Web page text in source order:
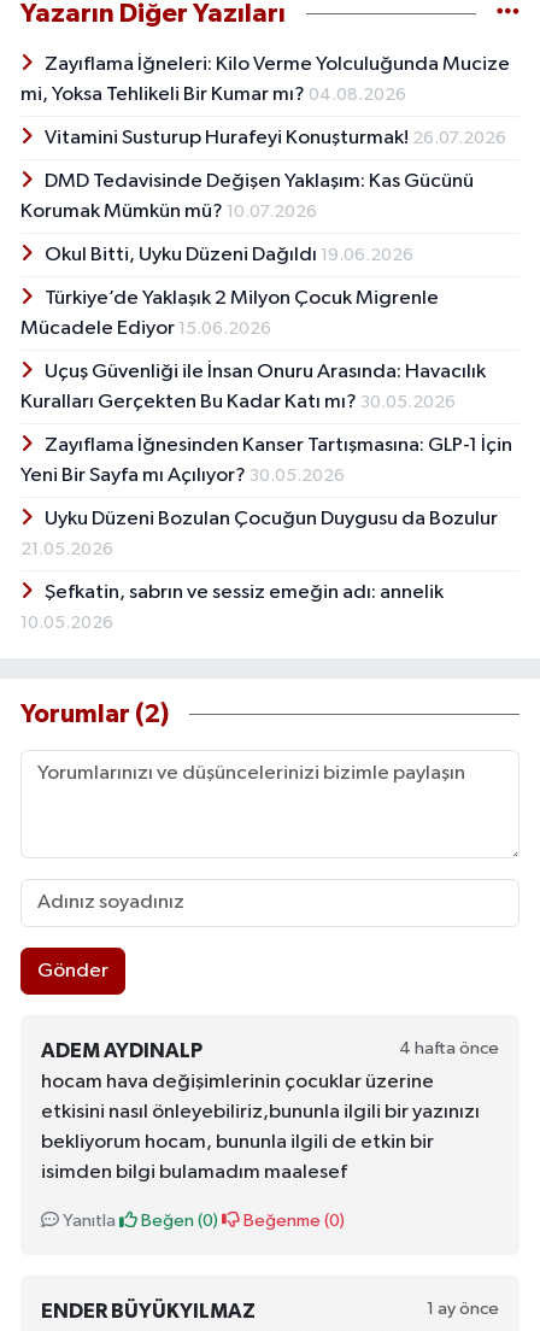
Yazarın Diğer Yazıları
Zayıflama İğneleri: Kilo Verme Yolculuğunda Mucize
mi, Yoksa Tehlikeli Bir Kumar mı? 04.08.2026
Vitamini Susturup Hurafeyi Konuşturmak! 26.07.2026
DMD Tedavisinde Değişen Yaklaşım: Kas Gücünü
Korumak Mümkün mü? 10.07.2026
Okul Bitti, Uyku Düzeni Dağıldı 19.06.2026
Türkiye’de Yaklaşık 2 Milyon Çocuk Migrenle
Mücadele Ediyor 15.06.2026
Uçuş Güvenliği ile İnsan Onuru Arasında: Havacılık
Kuralları Gerçekten Bu Kadar Katı mı? 30.05.2026
Zayıflama İğnesinden Kanser Tartışmasına: GLP-1 İçin
Yeni Bir Sayfa mı Açılıyor? 30.05.2026
Uyku Düzeni Bozulan Çocuğun Duygusu da Bozulur
21.05.2026
Şefkatin, sabrın ve sessiz emeğin adı: annelik
10.05.2026
Yorumlar (2)
Gönder
ADEM AYDINALP 4 hafta önce
hocam hava değişimlerinin çocuklar üzerine
etkisini nasıl önleyebiliriz,bununla ilgili bir yazınızı
bekliyorum hocam, bununla ilgili de etkin bir
isimden bilgi bulamadım maalesef
Yanıtla Beğen (0) Beğenme (0)
ENDER BÜYÜKYILMAZ 1 ay önce